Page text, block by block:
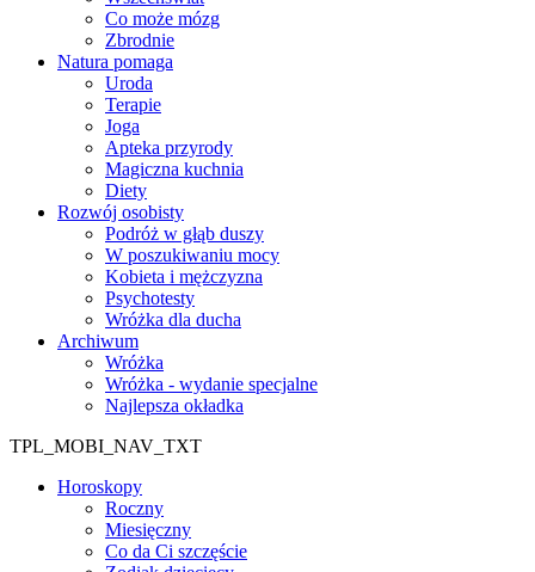
Co może mózg
Zbrodnie
Natura pomaga
Uroda
Terapie
Joga
Apteka przyrody
Magiczna kuchnia
Diety
Rozwój osobisty
Podróż w głąb duszy
W poszukiwaniu mocy
Kobieta i mężczyzna
Psychotesty
Wróżka dla ducha
Archiwum
Wróżka
Wróżka - wydanie specjalne
Najlepsza okładka
TPL_MOBI_NAV_TXT
Horoskopy
Roczny
Miesięczny
Co da Ci szczęście